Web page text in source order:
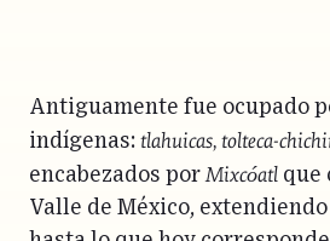
Antiguamente fue ocupado
indígenas: tlahuicas, tolteca-
encabezados porMixcóatl que
Valle de México,